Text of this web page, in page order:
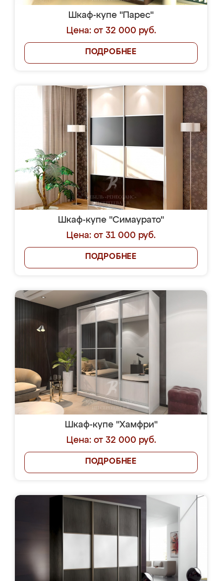
Шкаф-купе "Парес"
Цена: от 32 000 руб.
ПОДРОБНЕЕ
Шкаф-купе "Симаурато"
Цена: от 31 000 руб.
ПОДРОБНЕЕ
Шкаф-купе "Хамфри"
Цена: от 32 000 руб.
ПОДРОБНЕЕ